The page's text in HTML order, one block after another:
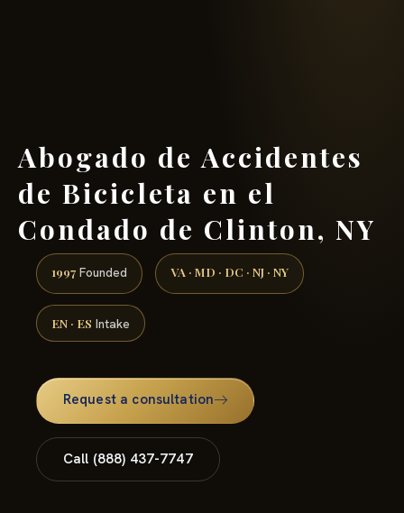
Abogado de Accidentes
de Bicicleta en el
Condado de Clinton, NY
1997 Founded VA · MD · DC · NJ · NY
EN · ES Intake
Request a consultation
Call (888) 437-7747